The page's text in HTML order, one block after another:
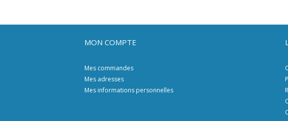
MON COMPTE
Mes commandes
Mes adresses
Mes informations personnelles